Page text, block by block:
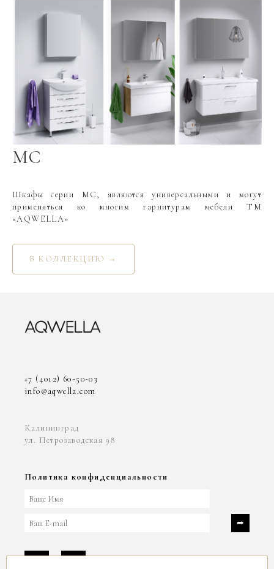
МС
Шкафы серии МС, являются универсальными и могут
применяться ко многим гарнитурам мебели ТМ
«AQWELLA»
В КОЛЛЕКЦИЮ →
+7 (4012) 60-50-03
info@aqwella.com
Калининград
ул. Петрозаводская 98
Политика конфиденциальности